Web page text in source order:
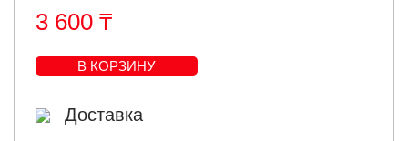
3 600 ₸
В КОРЗИНУ
Доставка